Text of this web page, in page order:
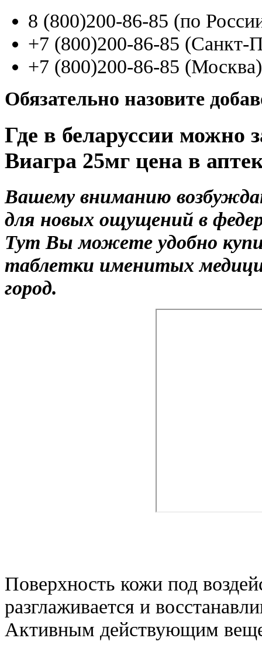
8 (800)200-86-85 (по
+7 (800)200-86-85 (Санкт-
+7 (800)200-86-85 (Москва)
Обязательно назовите
Где в беларуссии можно
Виагра 25мг цена в
Вашему вниманию
для новых ощущений в
Тут Вы можете удобно
таблетки именитых
город.
Поверхность кожи под
разглаживается и
Активным действующим